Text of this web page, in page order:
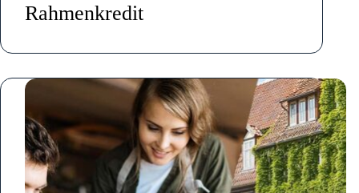
Rahmenkredit